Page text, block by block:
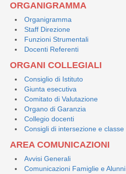
ORGANIGRAMMA
Organigramma
Staff Direzione
Funzioni Strumentali
Docenti Referenti
ORGANI COLLEGIALI
Consiglio di Istituto
Giunta esecutiva
Comitato di Valutazione
Organo di Garanzia
Collegio docenti
Consigli di intersezione e classe
AREA COMUNICAZIONI
Avvisi Generali
Comunicazioni Famiglie e Alunni